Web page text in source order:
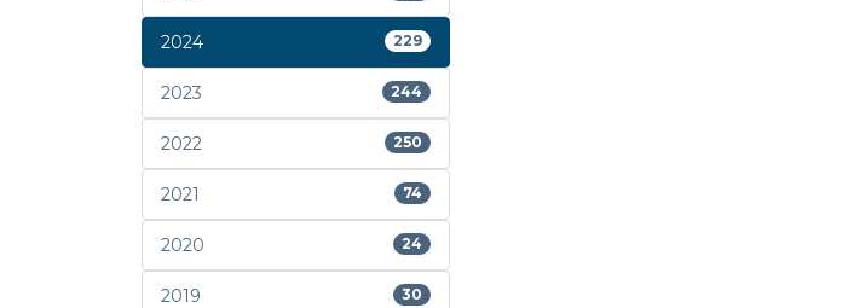
2024 229
2023 244
2022 250
2021 74
2020 24
2019 30